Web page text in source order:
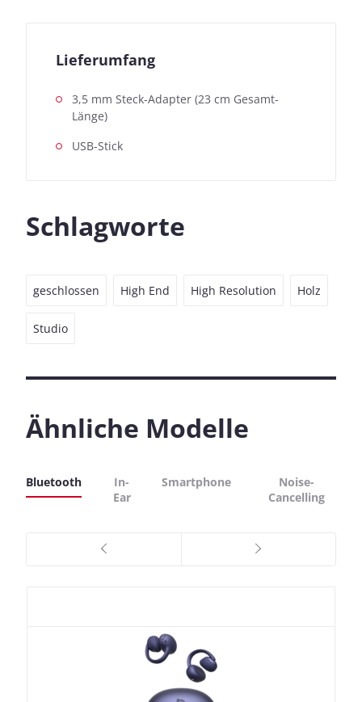
Lieferumfang
3,5 mm Steck-Adapter (23 cm Gesamt-
Länge)
USB-Stick
Schlagworte
geschlossen High End High Resolution Holz
Studio
Ähnliche Modelle
Bluetooth
In-
Ear
Smartphone
Noise-
Cancelling